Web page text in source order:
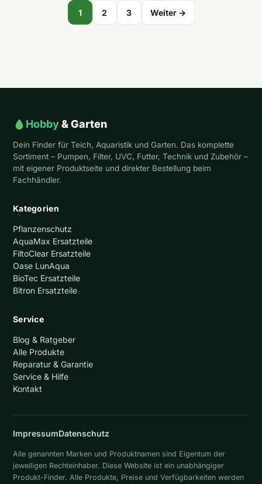
Seitennummerierung
1 2 3 Weiter →
Hobby& Garten
Dein Finder für Teich, Aquaristik und Garten. Das komplette
Sortiment – Pumpen, Filter, UVC, Futter, Technik und Zubehör –
mit eigener Produktseite und direkter Bestellung beim
Fachhändler.
Kategorien
Pflanzenschutz
AquaMax Ersatzteile
FiltoClear Ersatzteile
Oase LunAqua
BioTec Ersatzteile
Bitron Ersatzteile
Service
Blog & Ratgeber
Alle Produkte
Reparatur & Garantie
Service & Hilfe
Kontakt
ImpressumDatenschutz
Alle genannten Marken und Produktnamen sind Eigentum der
jeweiligen Rechteinhaber. Diese Website ist ein unabhängiger
Produkt-Finder. Alle Produkte, Preise und Verfügbarkeiten werden